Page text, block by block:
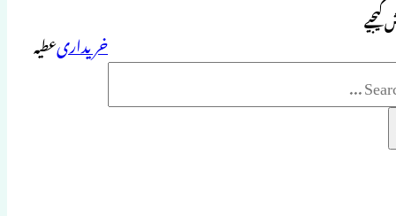
کیجیے
خریداریعطیہ